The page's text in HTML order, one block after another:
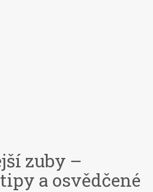
zuby –
a osvědčené